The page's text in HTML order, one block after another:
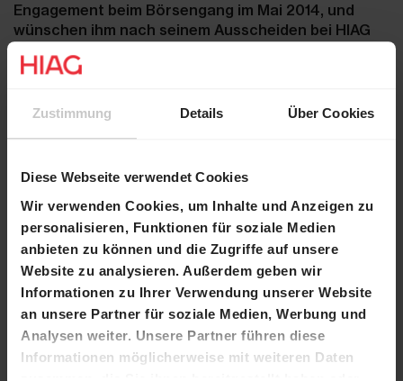
Zustimmung Details Über Cookies
Diese Webseite verwendet Cookies
Wir verwenden Cookies, um Inhalte und Anzeigen zu
personalisieren, Funktionen für soziale Medien
anbieten zu können und die Zugriffe auf unsere
Website zu analysieren. Außerdem geben wir
Informationen zu Ihrer Verwendung unserer Website
an unsere Partner für soziale Medien, Werbung und
Analysen weiter. Unsere Partner führen diese
Informationen möglicherweise mit weiteren Daten
Engagement beim Börsengang im Mai 2014, und
wünschen ihm nach seinem Ausscheiden bei HIAG
September 2019
Kontakt
Dr. Felix Grisard
Präsident des
Verwaltungsrats
T +41 61 606 55 00